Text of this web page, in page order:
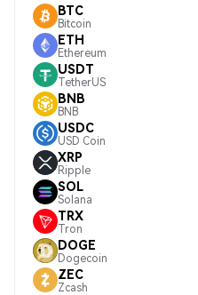
BTC
Bitcoin
ETH
Ethereum
USDT
TetherUS
BNB
BNB
USDC
USD Coin
XRP
Ripple
SOL
Solana
TRX
Tron
DOGE
Dogecoin
ZEC
Zcash